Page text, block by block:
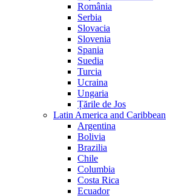
România
Serbia
Slovacia
Slovenia
Spania
Suedia
Turcia
Ucraina
Ungaria
Țările de Jos
Latin America and Caribbean
Argentina
Bolivia
Brazilia
Chile
Columbia
Costa Rica
Ecuador